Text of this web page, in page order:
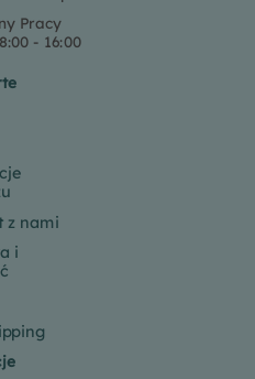
Pracy
- 16:00
z nami
i